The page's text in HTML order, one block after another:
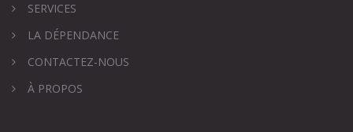
SERVICES
LA DÉPENDANCE
CONTACTEZ-NOUS
À PROPOS